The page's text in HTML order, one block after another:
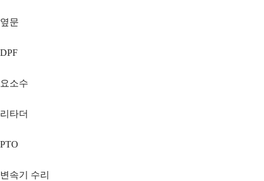
옆문
DPF
요소수
리타더
PTO
변속기 수리